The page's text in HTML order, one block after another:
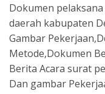
Dokumen
daerah kabupaten
Gambar
Metode,Dokumen
Berita Acara surat
Dan gambar